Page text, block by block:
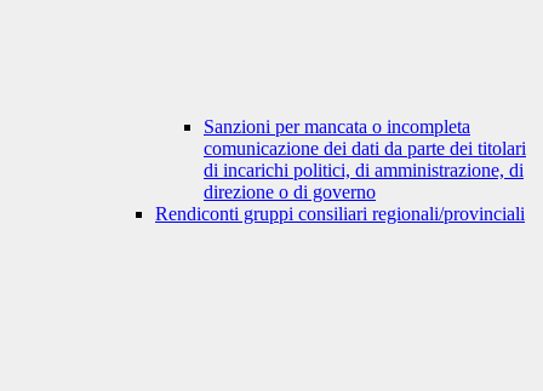
Sanzioni per mancata o incompleta
comunicazione dei dati da parte dei titolari
di incarichi politici, di amministrazione, di
direzione o di governo
Rendiconti gruppi consiliari regionali/provinciali